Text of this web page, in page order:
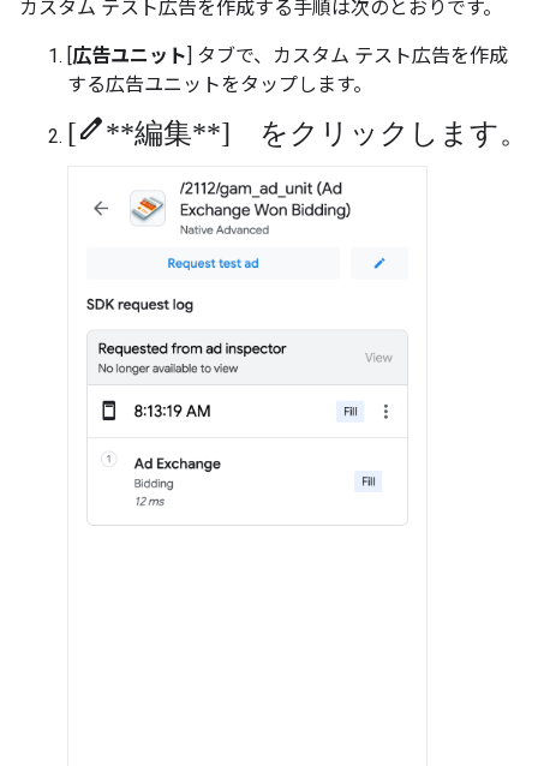
カスタム テスト広告を作成する手順は次のとおりです。
広告ユニット ] タブで、カスタム テスト広告を作成
する広告ユニットをタップします。
[edit**編集**] をクリックします。